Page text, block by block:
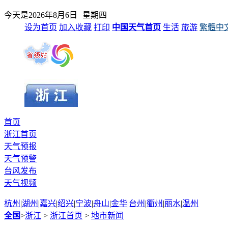
今天是2026年8月6日
星期四
设为首页 加入收藏 打印 中国天气首页 生活 旅游 繁體中
首页
浙江首页
天气预报
天气预警
台风发布
天气视频
杭州 |湖州 |嘉兴|绍兴|宁波|舟山|金华|台州 |衢州 |丽水|温州
全国>浙江 > 浙江首页 > 地市新闻